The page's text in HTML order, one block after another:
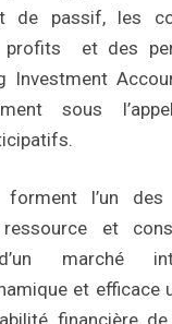
de passif, les
profits et des
Investment
sous
forment l’un
et
marché
et efficace
financière de